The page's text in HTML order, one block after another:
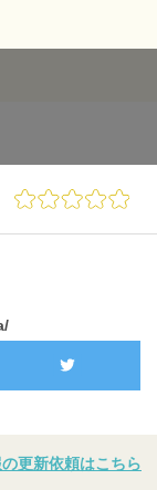
更新依頼はこちら